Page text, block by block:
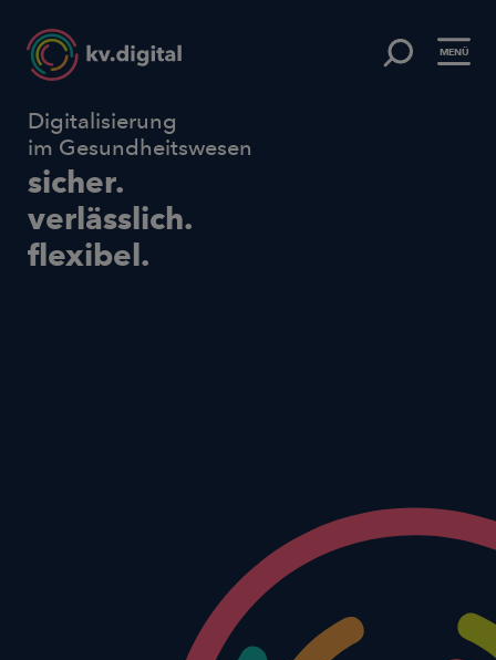
MENÜ
Digitalisierung
im Gesundheitswesen
sicher.
verlässlich.
flexibel.